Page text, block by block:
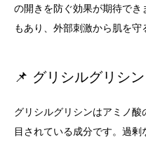
の開きを防ぐ効果が期待でき
もあり、外部刺激から肌を守
📌 グリシルグリシン
グリシルグリシンはアミノ
目されている成分です。過